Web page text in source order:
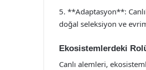
5. **Adaptasyon**:
doğal seleksiyon ve
Ekosistemlerdeki
Canlı alemleri,